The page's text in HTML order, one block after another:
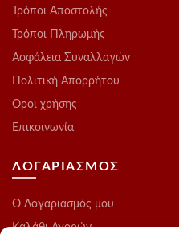
Τρόποι Αποστολής
Τρόποι Πληρωμής
Ασφάλεια Συναλλαγών
Πολιτική Απορρήτου
Οροι χρήσης
Επικοινωνία
ΛΟΓΑΡΙΑΣΜΟΣ
O Λογαριασμός μου
Καλάθι Αγορών